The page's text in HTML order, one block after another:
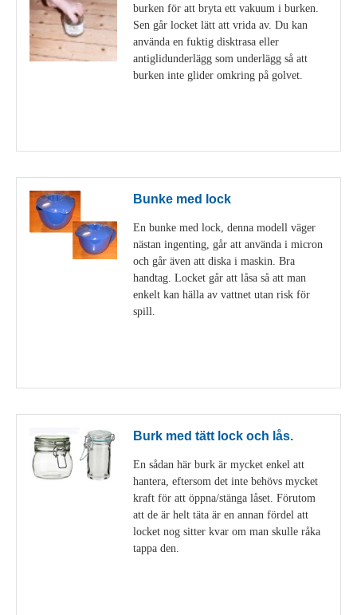
burken för att bryta ett vakuum i burken.
Sen går locket lätt att vrida av. Du kan
använda en fuktig disktrasa eller
antiglidunderlägg som underlägg så att
burken inte glider omkring på golvet.
Bunke med lock
En bunke med lock, denna modell väger
nästan ingenting, går att använda i micron
och går även att diska i maskin. Bra
handtag. Locket går att låsa så att man
enkelt kan hälla av vattnet utan risk för
spill.
Burk med tätt lock och lås.
En sådan här burk är mycket enkel att
hantera, eftersom det inte behövs mycket
kraft för att öppna/stänga låset. Förutom
att de är helt täta är en annan fördel att
locket nog sitter kvar om man skulle råka
tappa den.